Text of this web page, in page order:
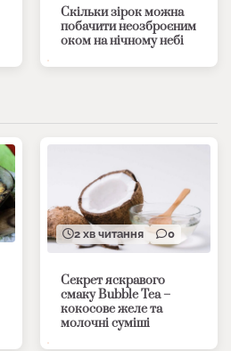
Скільки зірок можна
побачити неозброєним
оком на нічному небі
2 хв читання 0
Секрет яскравого
смаку Bubble Tea –
кокосове желе та
молочні суміші